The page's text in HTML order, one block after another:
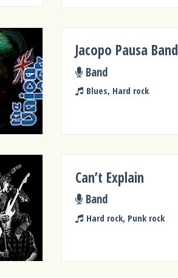
Jacopo Pausa Band
Band
Blues, Hard rock
Can’t Explain
Band
Hard rock, Punk rock